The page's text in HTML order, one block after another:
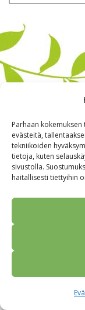
Parhaan
evästeitä,
tekniikoiden
tietoja, kuten
sivustolla.
haitallisesti tiettyihin
Alkuun
© 2026